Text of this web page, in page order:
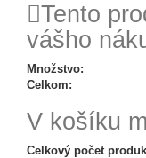
Tento
vášho
Množstvo:
Celkom:
V košíku
Celkový počet